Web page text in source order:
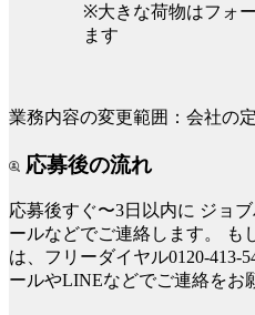
※大きな荷物はフォ
ます
業務内容の変更範囲：会社の
応募後の流れ
応募後すぐ〜3日以内に ジョ
ールなどでご連絡します。
も
は、フリーダイヤル0120-413-
ールやLINEなどでご連絡をお